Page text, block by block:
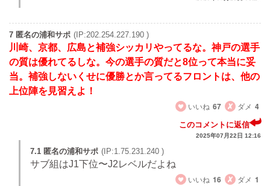
7 匿名の浦和サポ (IP:202.254.227.190 )
川崎、京都、広島と補強シッカリやってるな。神戸の選手
の質は優れてるしな。今の選手の質だと8位って本当に妥
当。補強しないくせに優勝とか言ってるフロントは、他の
上位陣を見習えよ！
いいね 67 ダメ 4
このコメントに返信
2025年07月22日 12:16
7.1 匿名の浦和サポ (IP:1.75.231.240 )
サブ組はJ1下位〜J2レベルだよね
いいね 16 ダメ 1